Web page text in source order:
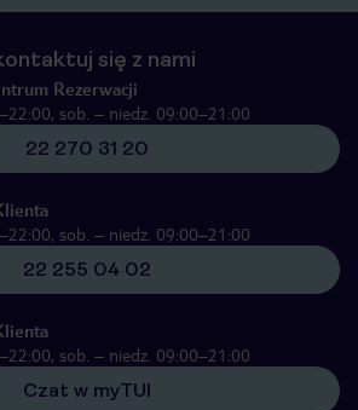
się z nami
Rezerwacji
sob. – niedz. 09:00–21:00
22 270 31 20
sob. – niedz. 09:00–21:00
22 255 04 02
sob. – niedz. 09:00–21:00
Czat w myTUI